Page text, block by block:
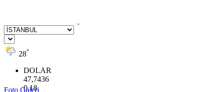
28°
DOLAR
47,7436
0.18
Foto Galeri